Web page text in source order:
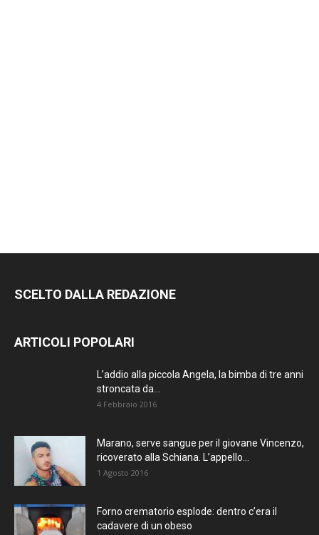
SCELTO DALLA REDAZIONE
ARTICOLI POPOLARI
L’addio alla piccola Angela, la bimba di tre anni
stroncata da...
4 Febbraio 2016
Marano, serve sangue per il giovane Vincenzo,
ricoverato alla Schiana. L’appello...
1 Agosto 2016
Forno crematorio esplode: dentro c’era il
cadavere di un obeso